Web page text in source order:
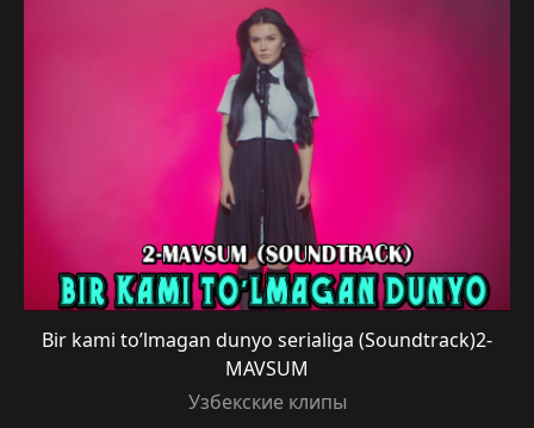
Bir kami to’lmagan dunyo serialiga (Soundtrack)2-
MAVSUM
Узбекские клипы